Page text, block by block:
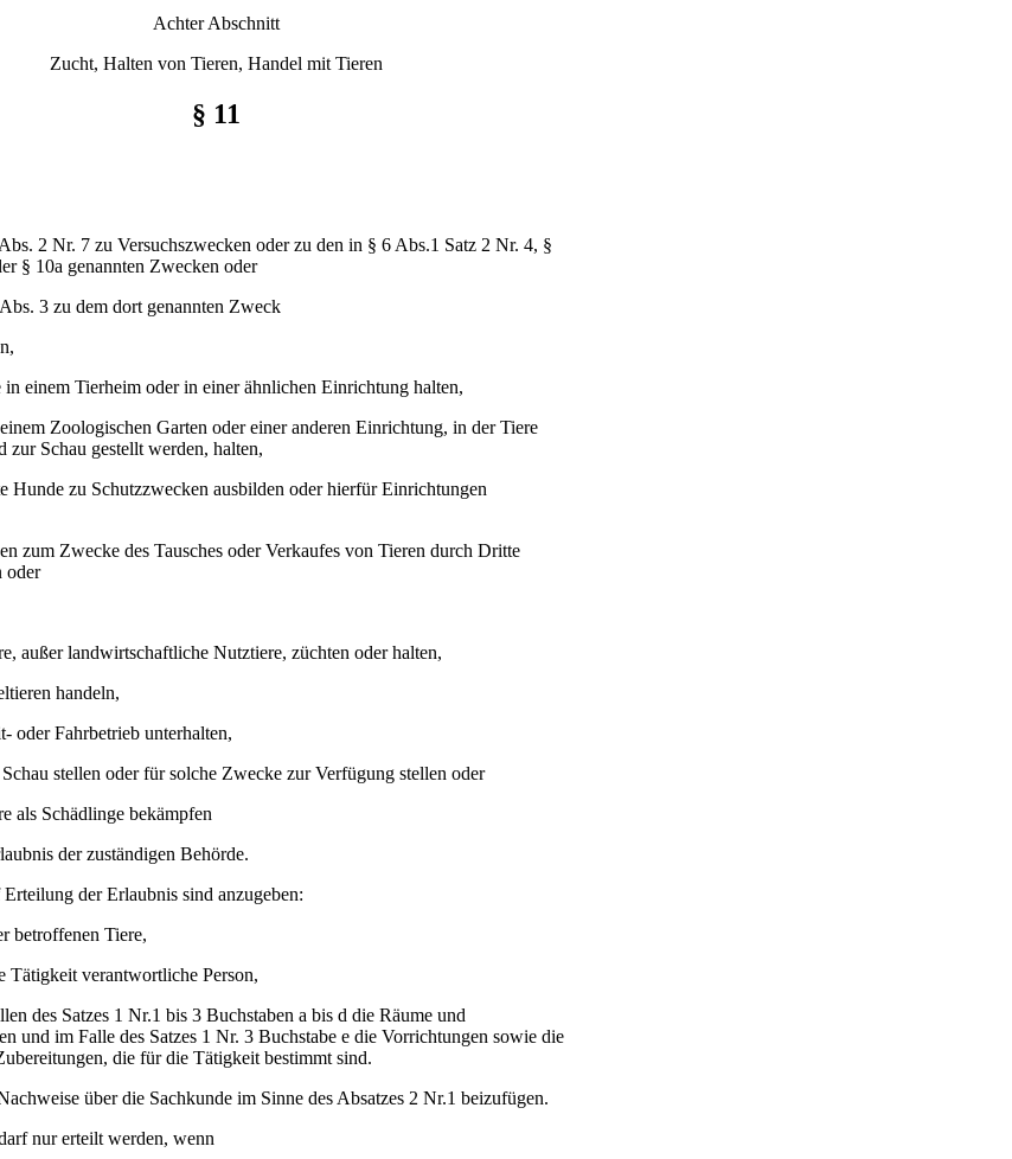
Achter Abschnitt
Zucht, Halten von Tieren, Handel mit Tieren
§ 11
2 Nr. 7 zu Versuchszwecken oder zu den in § 6 Abs.1 Satz 2 Nr. 4, §
§ 10a genannten Zwecken oder
3 zu dem dort genannten Zweck
in einem Tierheim oder in einer ähnlichen Einrichtung halten,
Zoologischen Garten oder einer anderen Einrichtung, in der Tiere
zur Schau gestellt werden, halten,
Hunde zu Schutzzwecken ausbilden oder hierfür Einrichtungen
zum Zwecke des Tausches oder Verkaufes von Tieren durch Dritte
oder
außer landwirtschaftliche Nutztiere, züchten oder halten,
handeln,
oder Fahrbetrieb unterhalten,
stellen oder für solche Zwecke zur Verfügung stellen oder
als Schädlinge bekämpfen
der zuständigen Behörde.
der Erlaubnis sind anzugeben:
betroffenen Tiere,
Tätigkeit verantwortliche Person,
des Satzes 1 Nr.1 bis 3 Buchstaben a bis d die Räume und
und im Falle des Satzes 1 Nr. 3 Buchstabe e die Vorrichtungen sowie die
die für die Tätigkeit bestimmt sind.
über die Sachkunde im Sinne des Absatzes 2 Nr.1 beizufügen.
nur erteilt werden, wenn